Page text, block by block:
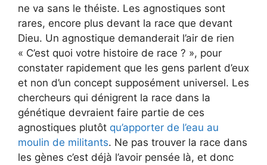
ne va sans le théiste. Les agnostiques sont
rares, encore plus devant la race que devant
Dieu. Un agnostique demanderait l’air de rien
« C’est quoi votre histoire de race ? », pour
constater rapidement que les gens parlent d’eux
et non d’un concept supposément universel. Les
chercheurs qui dénigrent la race dans la
génétique devraient faire partie de ces
agnostiques plutôt qu’apporter de l’eau au
moulin de militants. Ne pas trouver la race dans
les gènes c’est déjà l’avoir pensée là, et donc